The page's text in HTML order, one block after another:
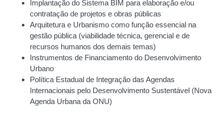
Implantação do Sistema BIM para elaboração e/ou
contratação de projetos e obras públicas
Arquitetura e Urbanismo como função essencial na
gestão pública (viabilidade técnica, gerencial e de
recursos humanos dos demais temas)
Instrumentos de Financiamento do Desenvolvimento
Urbano
Política Estadual de Integração das Agendas
Internacionais pelo Desenvolvimento Sustentável (Nova
Agenda Urbana da ONU)